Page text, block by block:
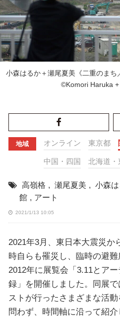
小森はるか＋瀬尾夏美《二重のま
©Komori Haruka
地域 オンライン 東京都
中国・四国 北海道・
高嶺格 , 瀬尾夏美 , 小森
館 , アート
2021/1/13 10:05
2021年3月、東日本大震災か
時自らも罹災し、臨時の避難
2012年に展覧会「3.11とア
録」を開催しました。同展
ストが行ったさまざまな活
問わず、時間軸に沿って紹